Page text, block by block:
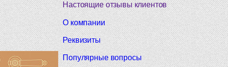
Настоящие отзывы клиентов
О компании
Реквизиты
Популярные вопросы